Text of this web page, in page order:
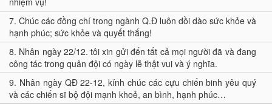
7. Chúc các đồng chí trong ngành Q.Đ luôn dồi dào sức khỏe và
hạnh phúc; sức khỏe và quyết thắng!
8. Nhân ngày 22/12. tôi xin gửi đến tất cả mọi người đã và đang
công tác trong quân đội có ngày lễ thật vui và ý nghĩa.
9. Nhân ngày QĐ 22-12, kính chúc các cựu chiến binh yêu quý
và các chiến sĩ bộ đội mạnh khoẻ, an bình, hạnh phúc…